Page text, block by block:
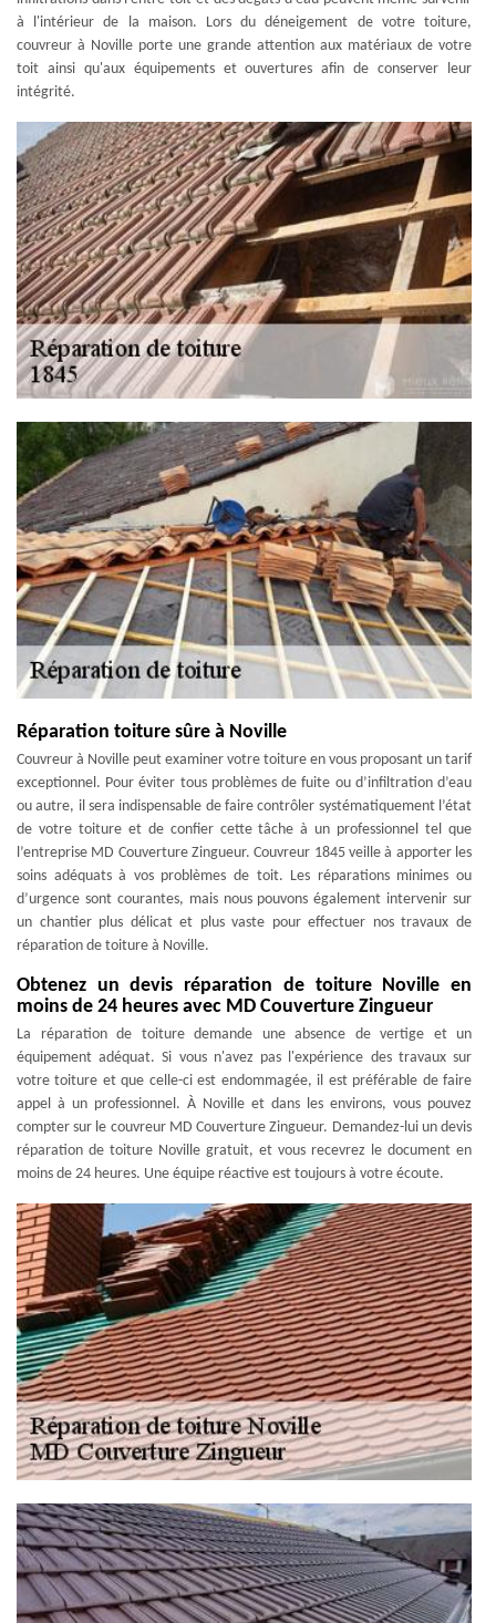
à l'intérieur de la maison. Lors du déneigement de votre toiture,
couvreur à Noville porte une grande attention aux matériaux de votre
toit ainsi qu'aux équipements et ouvertures afin de conserver leur
intégrité.
Réparation toiture sûre à Noville
Couvreur à Noville peut examiner votre toiture en vous proposant un tarif
exceptionnel. Pour éviter tous problèmes de fuite ou d’infiltration d’eau
ou autre, il sera indispensable de faire contrôler systématiquement l’état
de votre toiture et de confier cette tâche à un professionnel tel que
l’entreprise MD Couverture Zingueur. Couvreur 1845 veille à apporter les
soins adéquats à vos problèmes de toit. Les réparations minimes ou
d’urgence sont courantes, mais nous pouvons également intervenir sur
un chantier plus délicat et plus vaste pour effectuer nos travaux de
réparation de toiture à Noville.
Obtenez un devis réparation de toiture Noville en
moins de 24 heures avec MD Couverture Zingueur
La réparation de toiture demande une absence de vertige et un
équipement adéquat. Si vous n'avez pas l'expérience des travaux sur
votre toiture et que celle-ci est endommagée, il est préférable de faire
appel à un professionnel. À Noville et dans les environs, vous pouvez
compter sur le couvreur MD Couverture Zingueur. Demandez-lui un devis
réparation de toiture Noville gratuit, et vous recevrez le document en
moins de 24 heures. Une équipe réactive est toujours à votre écoute.